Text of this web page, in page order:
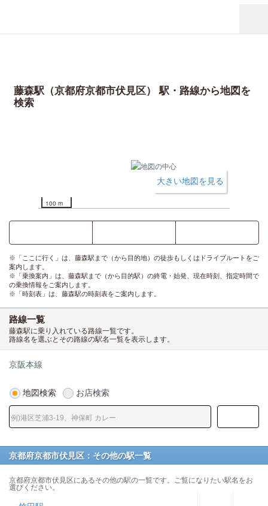
藤森駅（京都府京都市伏見区） 駅・路線から地図を
検索
100 m
大きい地図を見る
※「ここに行く」は、藤森駅まで（から目的地）の徒歩もしくはドライブルートをご
案内します。
※「乗換案内」は、藤森駅まで（から目的駅）の終電・始発、現在時刻、指定時間で
の乗換情報をご案内します。
※「時刻表」は、藤森駅の時刻表をご案内します。
路線一覧
藤森駅に乗り入れている路線一覧です。
路線名を選ぶとその路線の駅名一覧を表示します。
京阪本線
地図検索 お店検索
京都府京都市伏見区：その他の駅一覧
京都府京都市伏見区にあるその他の駅の一覧です。ご覧になりたい駅名をお
選びください。